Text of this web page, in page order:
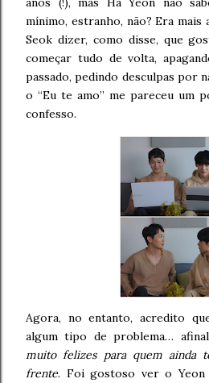
mínimo, estranho, não? Era mais
Seok dizer, como disse, que
começar tudo de volta,
passado, pedindo desculpas por
o “Eu te amo” me pareceu um
confesso.
Agora, no entanto, acredito
algum tipo de problema…
muito felizes para quem ainda
frente. Foi gostoso ver o